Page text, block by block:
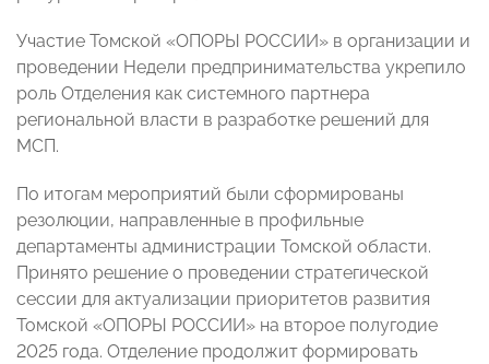
Участие Томской «ОПОРЫ РОССИИ» в организации и
проведении Недели предпринимательства укрепило
роль Отделения как системного партнера
региональной власти в разработке решений для
МСП.
По итогам мероприятий были сформированы
резолюции, направленные в профильные
департаменты администрации Томской области.
Принято решение о проведении стратегической
сессии для актуализации приоритетов развития
Томской «ОПОРЫ РОССИИ» на второе полугодие
2025 года. Отделение продолжит формировать